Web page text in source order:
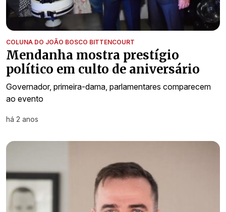
COLUNA DO JOÃO BOSCO BITTENCOURT
Mendanha mostra prestígio
político em culto de aniversário
Governador, primeira-dama, parlamentares comparecem
ao evento
há 2 anos